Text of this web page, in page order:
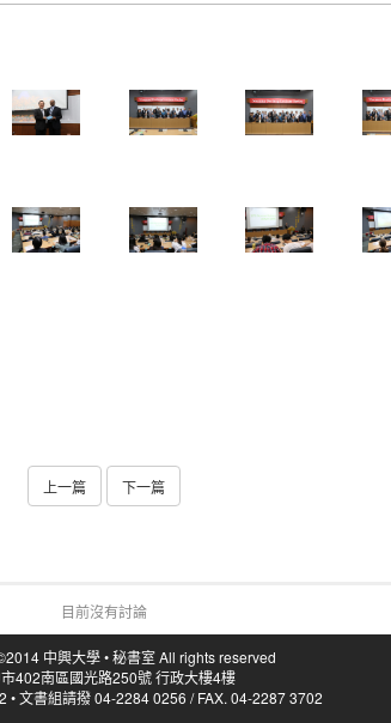
上一篇 下一篇
目前沒有討論
中興大學 • 秘書室 All rights reserved
402南區國光路250號 行政大樓4樓
• 文書組請撥 04-2284 0256 / FAX. 04-2287 3702